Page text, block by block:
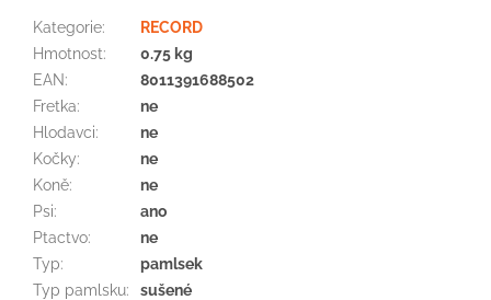
Kategorie:
RECORD
Hmotnost:
0.75 kg
EAN:
8011391688502
Fretka:
ne
Hlodavci:
ne
Kočky:
ne
Koně:
ne
Psi:
ano
Ptactvo:
ne
Typ:
pamlsek
Typ pamlsku: sušené